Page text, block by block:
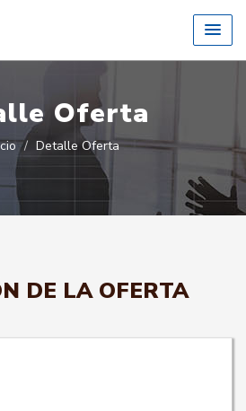
Oferta
Detalle Oferta
DE LA OFERTA